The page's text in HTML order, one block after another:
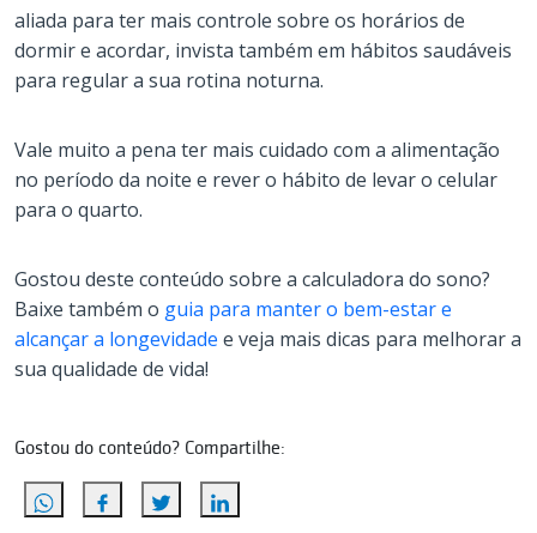
aliada para ter mais controle sobre os horários de
dormir e acordar, invista também em hábitos saudáveis
para regular a sua rotina noturna.
Vale muito a pena ter mais cuidado com a alimentação
no período da noite e rever o hábito de levar o celular
para o quarto.
Gostou deste conteúdo sobre a calculadora do sono?
Baixe também o guia para manter o bem-estar e
alcançar a longevidade e veja mais dicas para melhorar a
sua qualidade de vida!
Gostou do conteúdo? Compartilhe: